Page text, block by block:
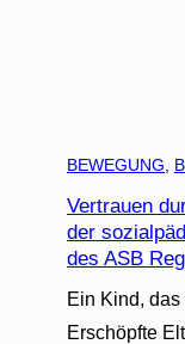
BEWEGUNG
Vertrauen
der
des ASB
Ein Kind,
Erschöpfte